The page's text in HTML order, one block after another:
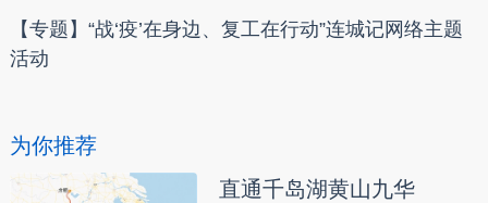
【专题】“战‘疫’在身边、复工在行动”连城记网络主题
活动
为你推荐
直通千岛湖黄山九华